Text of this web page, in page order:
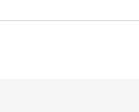
压实、破碎、分选